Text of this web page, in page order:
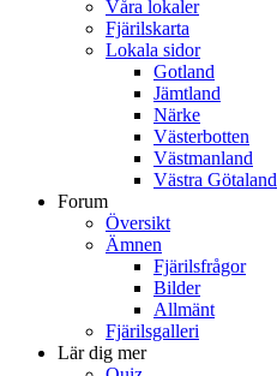
Våra lokaler
Fjärilskarta
Lokala sidor
Gotland
Jämtland
Närke
Västerbotten
Västmanland
Västra Götaland
Forum
Översikt
Ämnen
Fjärilsfrågor
Bilder
Allmänt
Fjärilsgalleri
Lär dig mer